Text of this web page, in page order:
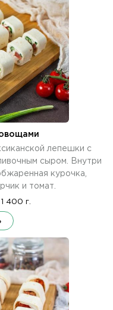
лепешки с
сыром. Внутри
курочка,
и томат.
1 400 г.